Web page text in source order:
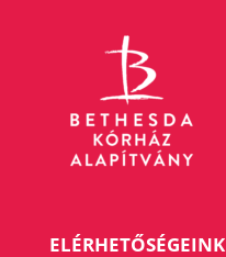
ELÉRHETŐSÉGEINK